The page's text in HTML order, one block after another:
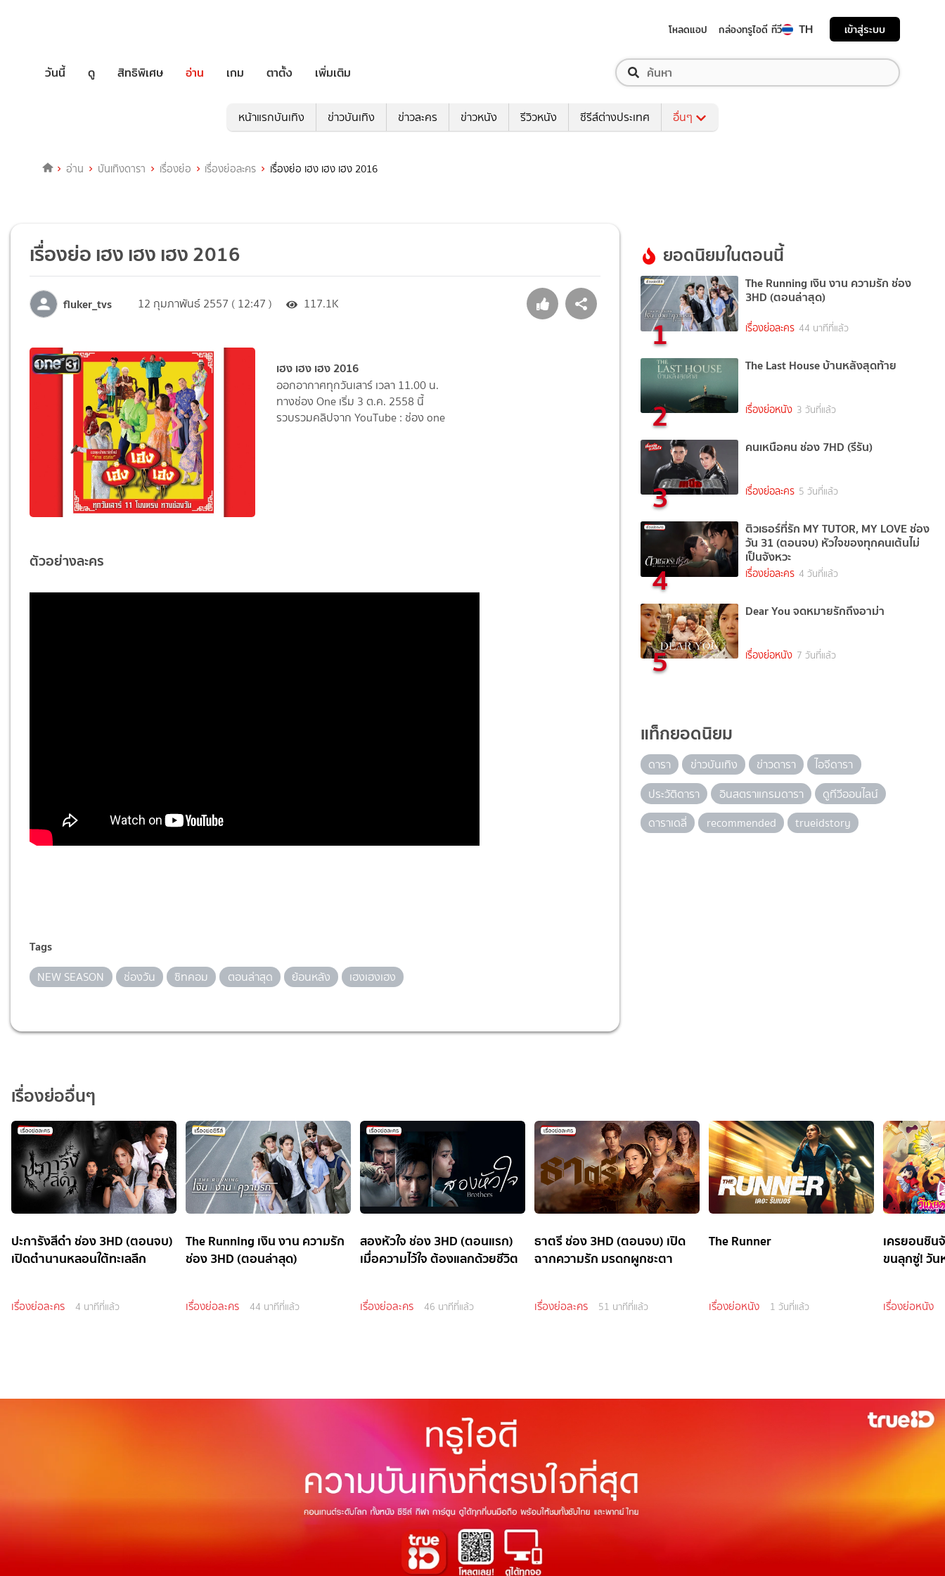
โหลดแอป กล่องทรูไอดี ทีวี TH เข้าสู่ระบบ
วันนี้ ดู สิทธิพิเศษ อ่าน เกม ตาตั้ง เพิ่มเติม
หน้าแรกบันเทิง ข่าวบันเทิง ข่าวละคร ข่าวหนัง รีวิวหนัง ซีรีส์ต่างประเทศ อื่นๆ
อ่าน บันเทิงดารา เรื่องย่อ เรื่องย่อละคร เรื่องย่อ เฮง เฮง เฮง 2016
เรื่องย่อ เฮง เฮง เฮง 2016
fluker_tvs 12 กุมภาพันธ์ 2557 ( 12:47 ) 117.1K
เฮง เฮง เฮง 2016
ออกอากาศทุกวันเสาร์ เวลา 11.00 น.
ทางช่อง One เริ่ม 3 ต.ค. 2558 นี้
รวบรวมคลิปจาก YouTube : ช่อง one
ตัวอย่างละคร
Tags
NEW SEASON ช่องวัน ซิทคอม ตอนล่าสุด ย้อนหลัง เฮงเฮงเฮง
ยอดนิยมในตอนนี้
1
The Running เงิน งาน ความรัก ช่อง
3HD (ตอนล่าสุด)
เรื่องย่อละคร 44 นาทีที่แล้ว
2
The Last House บ้านหลังสุดท้าย
เรื่องย่อหนัง 3 วันที่แล้ว
3
คนเหนือฅน ช่อง 7HD (รีรัน)
เรื่องย่อละคร 5 วันที่แล้ว
4
ติวเธอร์ที่รัก MY TUTOR, MY LOVE ช่อง
วัน 31 (ตอนจบ) หัวใจของทุกคนเต้นไม่
เป็นจังหวะ
เรื่องย่อละคร 4 วันที่แล้ว
5
Dear You จดหมายรักถึงอาม่า
เรื่องย่อหนัง 7 วันที่แล้ว
แท็กยอดนิยม
ดารา ข่าวบันเทิง ข่าวดารา
ไอจีดารา
ประวัติดารา
อินสตราแกรมดารา
ดูทีวีออนไลน์
ดาราเดลี่
recommended trueidstory
เรื่องย่ออื่นๆ
ปะการังสีดำ ช่อง 3HD (ตอนจบ)
เปิดตำนานหลอนใต้ทะเลลึก
เรื่องย่อละคร 4 นาทีที่แล้ว
The Running เงิน งาน ความรัก
ช่อง 3HD (ตอนล่าสุด)
เรื่องย่อละคร 44 นาทีที่แล้ว
สองหัวใจ ช่อง 3HD (ตอนแรก)
เมื่อความไว้ใจ ต้องแลกด้วยชีวิต
เรื่องย่อละคร 46 นาทีที่แล้ว
ธาตรี ช่อง 3HD (ตอนจบ) เปิด
ฉากความรัก มรดกผูกชะตา
เรื่องย่อละคร 51 นาทีที่แล้ว
The Runner
เรื่องย่อหนัง 1 วันที่แล้ว
เครยอนชิน
ขนลุกซู่! วั
เรื่องย่อหนัง